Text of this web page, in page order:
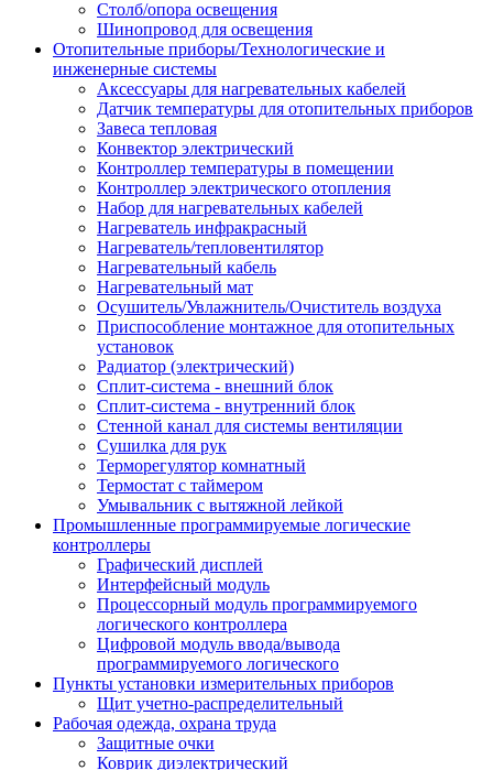
Столб/опора освещения
Шинопровод для освещения
Отопительные приборы/Технологические и
инженерные системы
Аксессуары для нагревательных кабелей
Датчик температуры для отопительных приборов
Завеса тепловая
Конвектор электрический
Контроллер температуры в помещении
Контроллер электрического отопления
Набор для нагревательных кабелей
Нагреватель инфракрасный
Нагреватель/тепловентилятор
Нагревательный кабель
Нагревательный мат
Осушитель/Увлажнитель/Очиститель воздуха
Приспособление монтажное для отопительных
установок
Радиатор (электрический)
Сплит-система - внешний блок
Сплит-система - внутренний блок
Стенной канал для системы вентиляции
Сушилка для рук
Терморегулятор комнатный
Термостат с таймером
Умывальник с вытяжной лейкой
Промышленные программируемые логические
контроллеры
Графический дисплей
Интерфейсный модуль
Процессорный модуль программируемого
логического контроллера
Цифровой модуль ввода/вывода
программируемого логического
Пункты установки измерительных приборов
Щит учетно-распределительный
Рабочая одежда, охрана труда
Защитные очки
Коврик диэлектрический